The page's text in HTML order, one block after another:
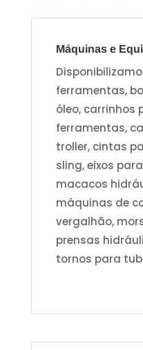
Máquinas e
ferramentas,
óleo, carrinhos
ferramentas,
troller, cintas
sling, eixos
macacos
máquinas de
vergalhão,
prensas
tornos para